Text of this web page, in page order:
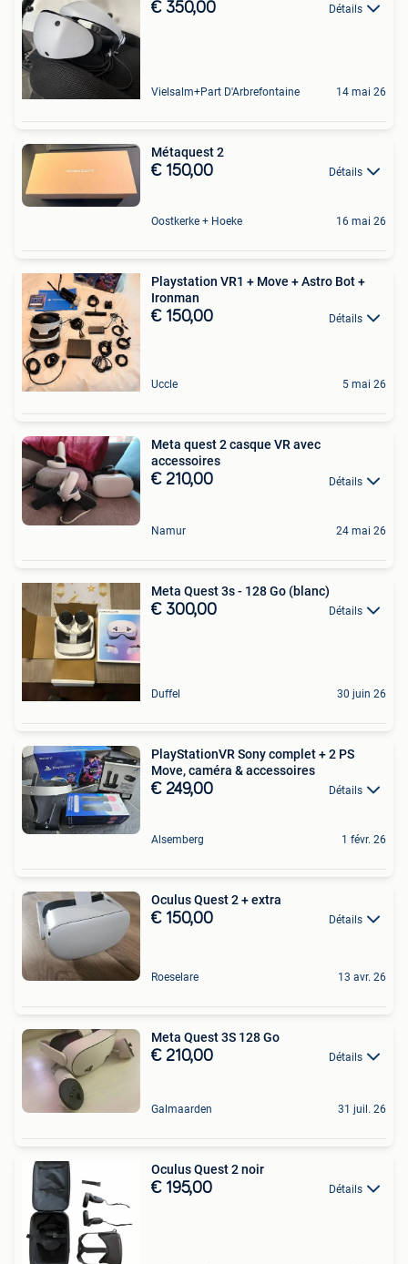
€ 350,00 Détails
Vielsalm+Part D'Arbrefontaine 14 mai 26
Métaquest 2
€ 150,00 Détails
Oostkerke + Hoeke 16 mai 26
Playstation VR1 + Move + Astro Bot +
Ironman
€ 150,00 Détails
Uccle 5 mai 26
Meta quest 2 casque VR avec
accessoires
€ 210,00 Détails
Namur 24 mai 26
Meta Quest 3s - 128 Go (blanc)
€ 300,00 Détails
Duffel 30 juin 26
PlayStationVR Sony complet + 2 PS
Move, caméra & accessoires
€ 249,00 Détails
Alsemberg 1 févr. 26
Oculus Quest 2 + extra
€ 150,00 Détails
Roeselare 13 avr. 26
Meta Quest 3S 128 Go
€ 210,00 Détails
Galmaarden 31 juil. 26
Oculus Quest 2 noir
€ 195,00 Détails